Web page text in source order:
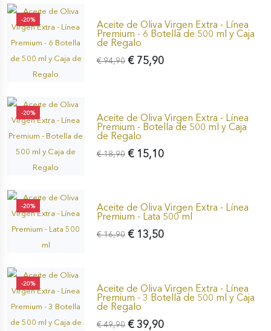
-20% Aceite de Oliva Virgen Extra - Línea
Premium - 6 Botella de 500 ml y Caja
de Regalo
€ 75,90
€ 94,90
-20% Aceite de Oliva Virgen Extra - Línea
Premium - Botella de 500 ml y Caja
de Regalo
€ 15,10
€ 18,90
-20% Aceite de Oliva Virgen Extra - Línea
Premium - Lata 500 ml
€ 13,50
€ 16,90
-20% Aceite de Oliva Virgen Extra - Línea
Premium - 3 Botella de 500 ml y Caja
de Regalo
€ 39,90
€ 49,90